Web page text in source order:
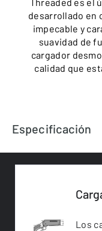
desarrollado en
impecable y
suavidad de
cargador
calidad que
Especificación
Los